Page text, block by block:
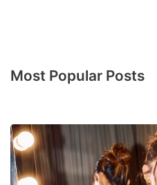
Most Popular Posts